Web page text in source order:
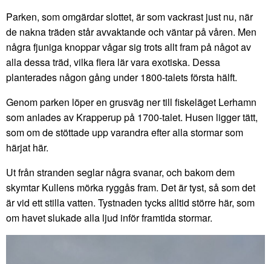
Parken, som omgärdar slottet, är som vackrast just nu, när
de nakna träden står avvaktande och väntar på våren. Men
några fjuniga knoppar vågar sig trots allt fram på något av
alla dessa träd, vilka flera lär vara exotiska. Dessa
planterades någon gång under 1800-talets första hälft.
Genom parken löper en grusväg ner till fiskeläget Lerhamn
som anlades av Krapperup på 1700-talet. Husen ligger tätt,
som om de stöttade upp varandra efter alla stormar som
härjat här.
Ut från stranden seglar några svanar, och bakom dem
skymtar Kullens mörka ryggås fram. Det är tyst, så som det
är vid ett stilla vatten. Tystnaden tycks alltid större här, som
om havet slukade alla ljud inför framtida stormar.